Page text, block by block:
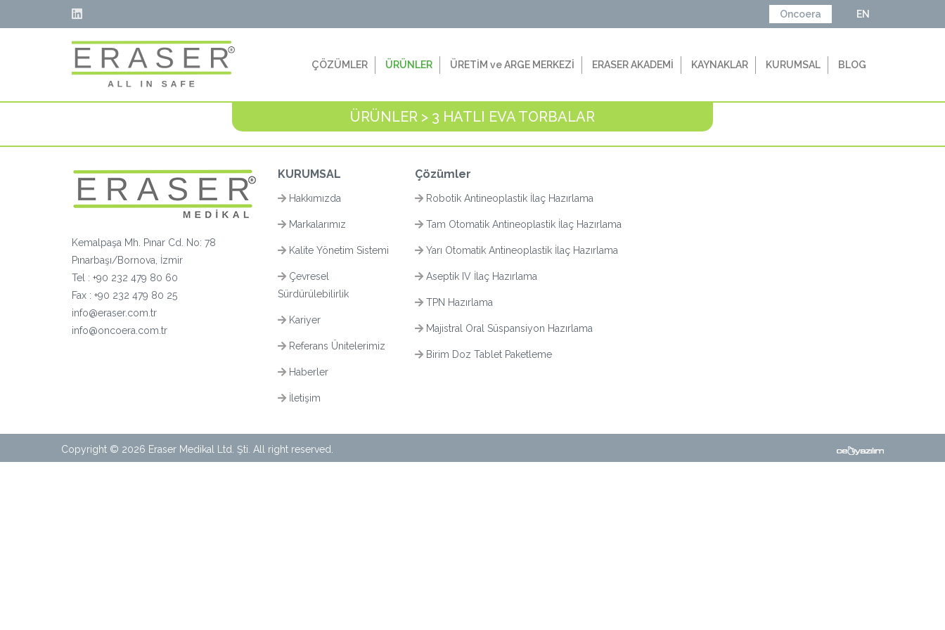
Oncoera EN
ÇÖZÜMLER ÜRÜNLER ÜRETİM ve ARGE MERKEZİ ERASER AKADEMİ KAYNAKLAR KURUMSAL BLOG
ÜRÜNLER > 3 HATLI EVA TORBALAR
Kemalpaşa Mh. Pınar Cd. No: 78
Pınarbaşı/Bornova, İzmir
Tel : +90 232 479 80 60
Fax : +90 232 479 80 25
info@eraser.com.tr
info@oncoera.com.tr
KURUMSAL
Hakkımızda
Markalarımız
Kalite Yönetim Sistemi
Çevresel
Sürdürülebilirlik
Kariyer
Referans Ünitelerimiz
Haberler
İletişim
Çözümler
Robotik Antineoplastik İlaç Hazırlama
Tam Otomatik Antineoplastik İlaç Hazırlama
Yarı Otomatik Antineoplastik İlaç Hazırlama
Aseptik IV İlaç Hazırlama
TPN Hazırlama
Majistral Oral Süspansiyon Hazırlama
Birim Doz Tablet Paketleme
Copyright © 2026 Eraser Medikal Ltd. Şti. All right reserved.